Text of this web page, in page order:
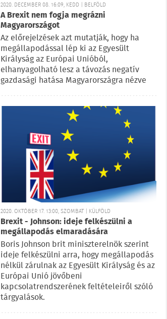
2020. DECEMBER 08. 16:09, KEDD | BELFÖLD
A Brexit nem fogja megrázni
Magyarországot
Az előrejelzések azt mutatják, hogy ha
megállapodással lép ki az Egyesült
Királyság az Európai Unióból,
elhanyagolható lesz a távozás negatív
gazdasági hatása Magyarországra nézve
2020. OKTÓBER 17. 13:00, SZOMBAT | KÜLFÖLD
Brexit - Johnson: ideje felkészülni a
megállapodás elmaradására
Boris Johnson brit miniszterelnök szerint
ideje felkészülni arra, hogy megállapodás
nélkül zárulnak az Egyesült Királyság és az
Európai Unió jövőbeni
kapcsolatrendszerének feltételeiről szóló
tárgyalások.